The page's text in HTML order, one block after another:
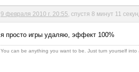
9 февраля 2010 г. 20:55 , спустя 8 минут 11
я просто игры удаляю, эффект 100%
You can be anything you want to be. Just turn yourself